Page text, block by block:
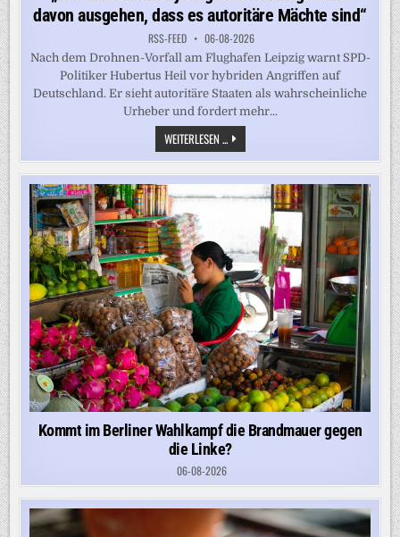
davon ausgehen, dass es autoritäre Mächte sind“
RSS-FEED 06-08-2026
Nach dem Drohnen-Vorfall am Flughafen Leipzig warnt SPD-
Politiker Hubertus Heil vor hybriden Angriffen auf
Deutschland. Er sieht autoritäre Staaten als wahrscheinliche
Urheber und fordert mehr...
WEITERLESEN ...„WIR
MÜSSEN
ZUM
JETZIGEN
ERMITTLUNGSSTAND
DAVON
AUSGEHEN,
AUTORITÄRE
MÄCHTE
SIND“
Kommt im Berliner Wahlkampf die Brandmauer gegen
die Linke?
06-08-2026